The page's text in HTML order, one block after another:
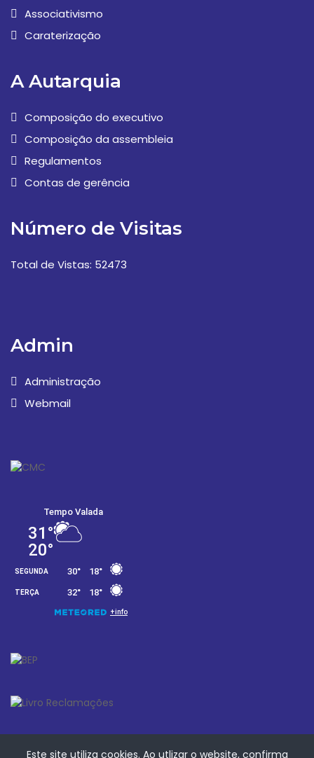
Este site utiliza cookies. Ao utlizar o website, confirma
Associativismo
Caraterização
A Autarquia
Composição do executivo
Composição da assembleia
Regulamentos
Contas de gerência
Número de Visitas
Total de Vistas: 52473
Admin
Administração
Webmail